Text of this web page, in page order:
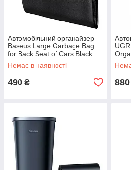
Автомобільний органайзер
Baseus Large Garbage Bag
for Back Seat of Cars Black
Немає в наявності
490 ₴ 880